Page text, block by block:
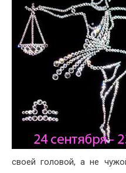
своей головой, а не